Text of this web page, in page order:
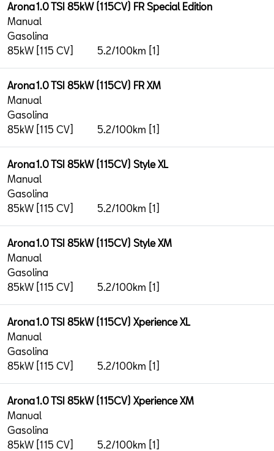
Arona 1.0 TSI 85kW (115CV) FR Special Edition
Manual
Gasolina
85kW [115 CV]
5.2/100km [1]
Arona 1.0 TSI 85kW (115CV) FR XM
Manual
Gasolina
85kW [115 CV]
5.2/100km [1]
Arona 1.0 TSI 85kW (115CV) Style XL
Manual
Gasolina
85kW [115 CV]
5.2/100km [1]
Arona 1.0 TSI 85kW (115CV) Style XM
Manual
Gasolina
85kW [115 CV]
5.2/100km [1]
Arona 1.0 TSI 85kW (115CV) Xperience XL
Manual
Gasolina
85kW [115 CV]
5.2/100km [1]
Arona 1.0 TSI 85kW (115CV) Xperience XM
Manual
Gasolina
85kW [115 CV]
5.2/100km [1]